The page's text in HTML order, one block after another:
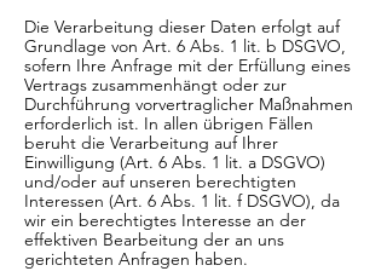
Die Verarbeitung dieser Daten erfolgt auf
Grundlage von Art. 6 Abs. 1 lit. b DSGVO,
sofern Ihre Anfrage mit der Erfüllung eines
Vertrags zusammenhängt oder zur
Durchführung vorvertraglicher Maßnahmen
erforderlich ist. In allen übrigen Fällen
beruht die Verarbeitung auf Ihrer
Einwilligung (Art. 6 Abs. 1 lit. a DSGVO)
und/oder auf unseren berechtigten
Interessen (Art. 6 Abs. 1 lit. f DSGVO), da
wir ein berechtigtes Interesse an der
effektiven Bearbeitung der an uns
gerichteten Anfragen haben.